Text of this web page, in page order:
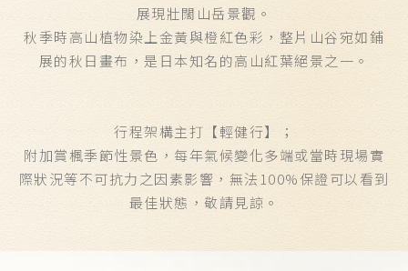
展現壯闊山岳景觀。
秋季時高山植物染上金黃與橙紅色彩，整片山谷宛如鋪
展的秋日畫布，是日本知名的高山紅葉絕景之一。
行程架構主打【輕健行】；
附加賞楓季節性景色，每年氣候變化多端或當時現場實
際狀況等不可抗力之因素影響，無法100%保證可以看到
最佳狀態，敬請見諒。